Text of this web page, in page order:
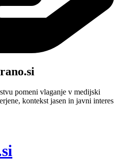
pomeni vlaganje v medijski
kontekst jasen in javni interes